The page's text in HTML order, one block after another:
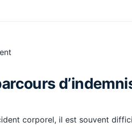
corporel, il est souvent